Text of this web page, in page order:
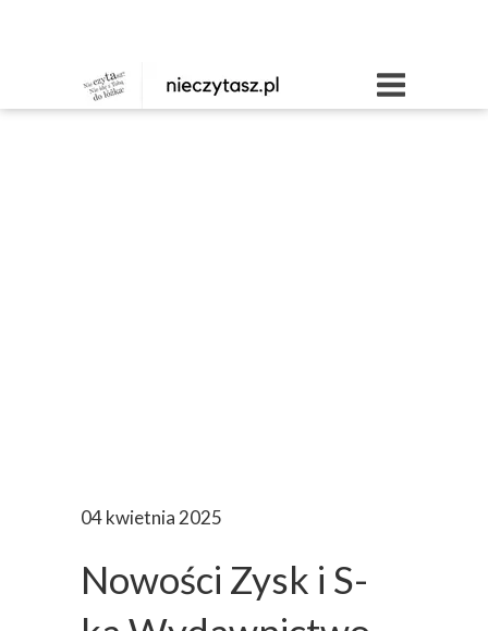
04 kwietnia 2025
Nowości Zysk i S-